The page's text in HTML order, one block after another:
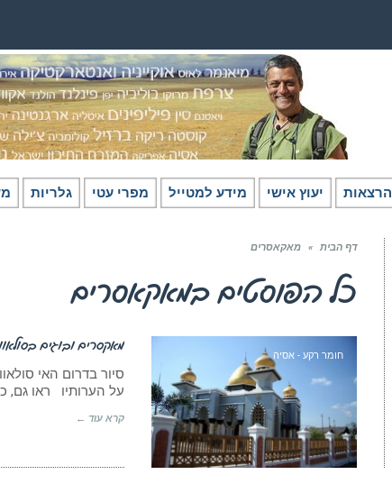
הרצאות יעוץ אישי מידע למטייל מפרי עטי גלריות
דף הבית » מאקאסרים
כל הפוסטים במאקאסרים
חומר רקע - אסיה
מאקסרים ובוגים
סיור בדרום האי
על הערותיו ראו גם,
קרא עוד ←